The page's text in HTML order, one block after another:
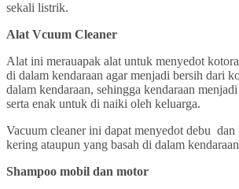
sekali listrik.
Alat Vcuum Cleaner
Alat ini merauapak alat untuk menyedot
di dalam kendaraan agar menjadi bersih dari
dalam kendaraan, sehingga kendaraan
serta enak untuk di naiki oleh keluarga.
Vacuum cleaner ini dapat menyedot debu
kering ataupun yang basah di dalam
Shampoo mobil dan motor